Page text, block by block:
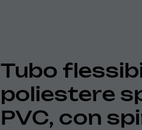
Tubo
poliestere
PVC, con